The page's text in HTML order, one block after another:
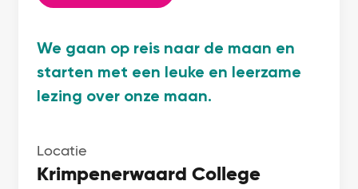
We gaan op reis naar de maan en
starten met een leuke en leerzame
lezing over onze maan.
Locatie
Krimpenerwaard College